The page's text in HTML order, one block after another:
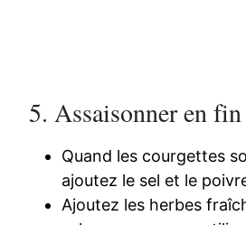
5. Assaisonner en
Quand les courgettes
ajoutez le sel et le
Ajoutez les herbes